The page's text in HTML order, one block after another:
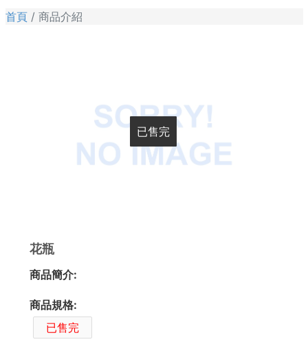
首頁 商品介紹
已售完
已售完
已售完
花瓶
商品簡介:
商品規格:
已售完